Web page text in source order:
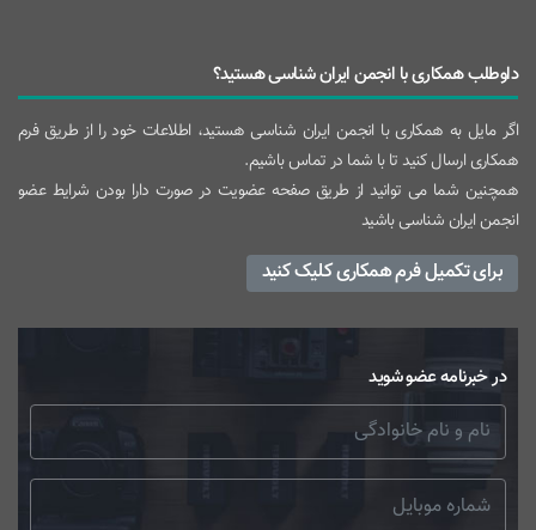
داوطلب همکاری با انجمن ایران شناسی هستید؟
اگر مایل به همکاری با انجمن ایران شناسی هستید، اطلاعات خود را از طریق فرم
همکاری ارسال کنید تا با شما در تماس باشیم.
همچنین شما می توانید از طریق صفحه عضویت در صورت دارا بودن شرایط عضو
انجمن ایران شناسی باشید
برای تکمیل فرم همکاری کلیک کنید
در خبرنامه عضو شوید